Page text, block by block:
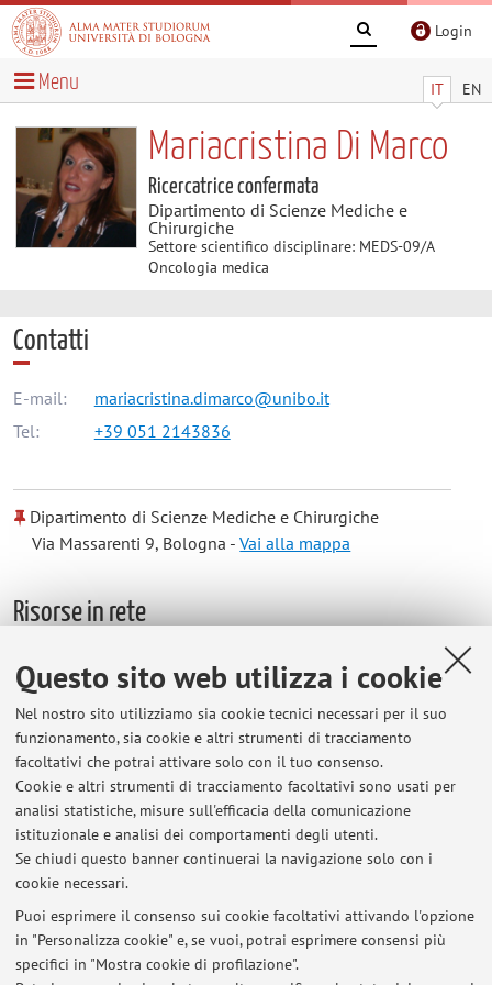
Questo sito web utilizza i cookie
Nel nostro sito utilizziamo sia cookie tecnici necessari per il suo
funzionamento, sia cookie e altri strumenti di tracciamento
facoltativi che potrai attivare solo con il tuo consenso.
Cookie e altri strumenti di tracciamento facoltativi sono usati per
analisi statistiche, misure sull'efficacia della comunicazione
istituzionale e analisi dei comportamenti degli utenti.
Se chiudi questo banner continuerai la navigazione solo con i
cookie necessari.
Puoi esprimere il consenso sui cookie facoltativi attivando l'opzione
in "Personalizza cookie" e, se vuoi, potrai esprimere consensi più
specifici in "Mostra cookie di profilazione".
Login
IT EN
Menu
Mariacristina Di Marco
Ricercatrice confermata
Dipartimento di Scienze Mediche e
Chirurgiche
Settore scientifico disciplinare: MEDS-09/A
Oncologia medica
Contatti
E-mail:
mariacristina.dimarco@unibo.it
Tel:
+39 051 2143836
Dipartimento di Scienze Mediche e Chirurgiche
Via Massarenti 9, Bologna -Vai alla mappa
Risorse in rete
ORCID
Orario di ricevimento
Si ricevono gli studenti previo accordo via mail all'indirizzo:
mariacristina.dimarco@unibo.ital martedì dalle 9.00 alle
10.00.
Ultimi avvisi